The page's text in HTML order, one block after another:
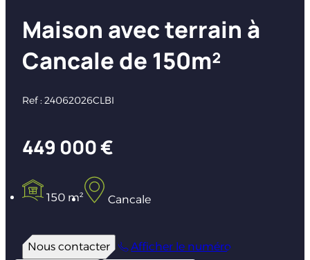
Maison avec terrain à
Cancale de 150m²
Ref : 24062026CLBI
449 000 €
150 m² Cancale
Nous contacter Afficher le numéro